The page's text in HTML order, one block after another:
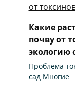
Какие
почву от
экологию
Проблема
сад Многие